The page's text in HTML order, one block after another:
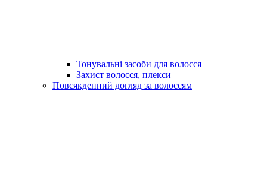
Тонувальні засоби для волосся
Захист волосся, плекси
Повсякденний догляд за волоссям